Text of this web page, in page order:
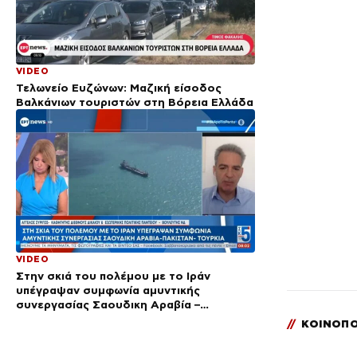
VIDEO
Τελωνείο Ευζώνων: Μαζική είσοδος
Βαλκάνιων τουριστών στη Βόρεια Ελλάδα
VIDEO
Στην σκιά του πολέμου με το Ιράν
υπέγραψαν συμφωνία αμυντικής
συνεργασίας Σαουδικη Αραβία –
//